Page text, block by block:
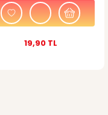
19,90 TL